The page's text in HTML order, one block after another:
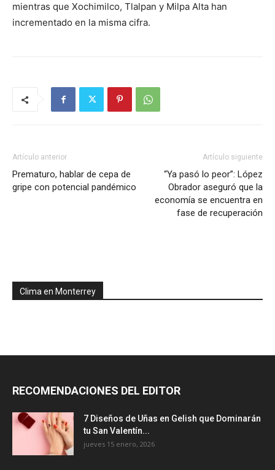
mientras que Xochimilco, Tlalpan y Milpa Alta han
incrementado en la misma cifra.
Artículo anterior
Prematuro, hablar de cepa de
gripe con potencial pandémico
Artículo siguiente
“Ya pasó lo peor”: López
Obrador aseguró que la
economía se encuentra en
fase de recuperación
Clima en Monterrey
RECOMENDACIONES DEL EDITOR
7 Diseños de Uñas en Gelish que Dominarán
tu San Valentín...
jueves 15 enero, 2026